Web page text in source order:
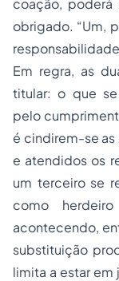
coação,
obrigado. “Um,
Em regra, as
titular: o que
pelo
é cindirem-se
e atendidos os
um terceiro se
como
acontecendo,
substituição
limita a estar em